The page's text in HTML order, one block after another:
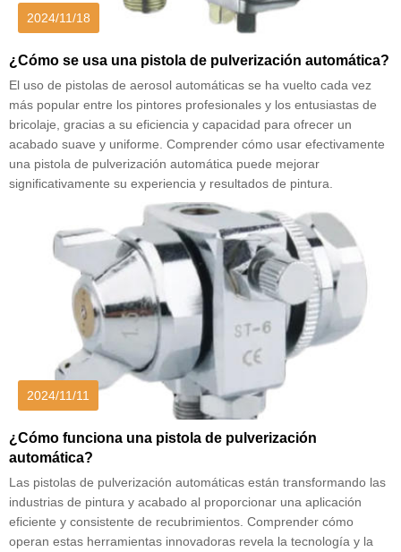
2024/11/18
¿Cómo se usa una pistola de pulverización automática?
El uso de pistolas de aerosol automáticas se ha vuelto cada vez
más popular entre los pintores profesionales y los entusiastas de
bricolaje, gracias a su eficiencia y capacidad para ofrecer un
acabado suave y uniforme. Comprender cómo usar efectivamente
una pistola de pulverización automática puede mejorar
significativamente su experiencia y resultados de pintura.
2024/11/11
¿Cómo funciona una pistola de pulverización
automática?
Las pistolas de pulverización automáticas están transformando las
industrias de pintura y acabado al proporcionar una aplicación
eficiente y consistente de recubrimientos. Comprender cómo
operan estas herramientas innovadoras revela la tecnología y la